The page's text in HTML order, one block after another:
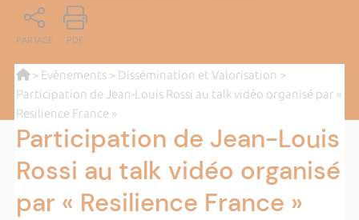
PARTAGE PDF
> Evènements> Dissémination et Valorisation >
Participation de Jean-Louis Rossi au talk vidéo organisé par «
Resilience France »
Participation de Jean-Louis
Rossi au talk vidéo organisé
par « Resilience France »